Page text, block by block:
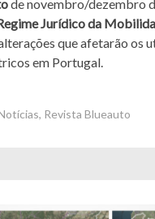
de novembro/dezembro
Jurídico da
que afetarão os
em Portugal.
, Revista Blueauto